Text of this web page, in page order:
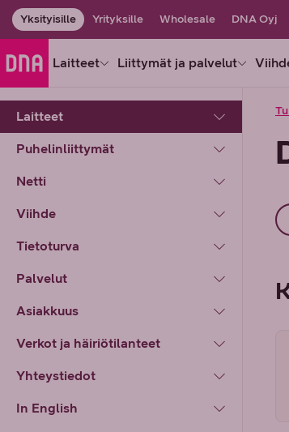
Yksityisille Yrityksille Wholesale DNA Oyj
Laitteet Liittymät ja palvelut
Laitteet
Puhelinliittymät
Netti
Viihde
Tietoturva
Palvelut
Asiakkuus
Verkot ja häiriötilanteet
Yhteystiedot
In English